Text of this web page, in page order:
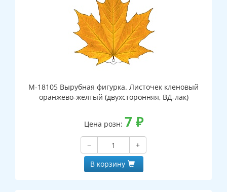
М-18105 Вырубная фигурка. Листочек кленовый
оранжево-желтый (двухсторонняя, ВД-лак)
Цена розн: 7 ₽
−
+
В корзину